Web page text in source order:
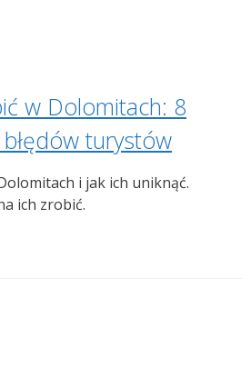
w Dolomitach: 8
turystów
i jak ich uniknąć.
ich zrobić.